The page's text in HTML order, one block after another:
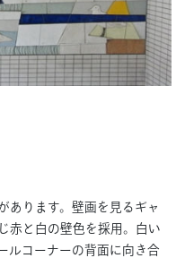
あります。壁画を見るギャ
赤と白の壁色を採用。白い
ルコーナーの背面に向き合